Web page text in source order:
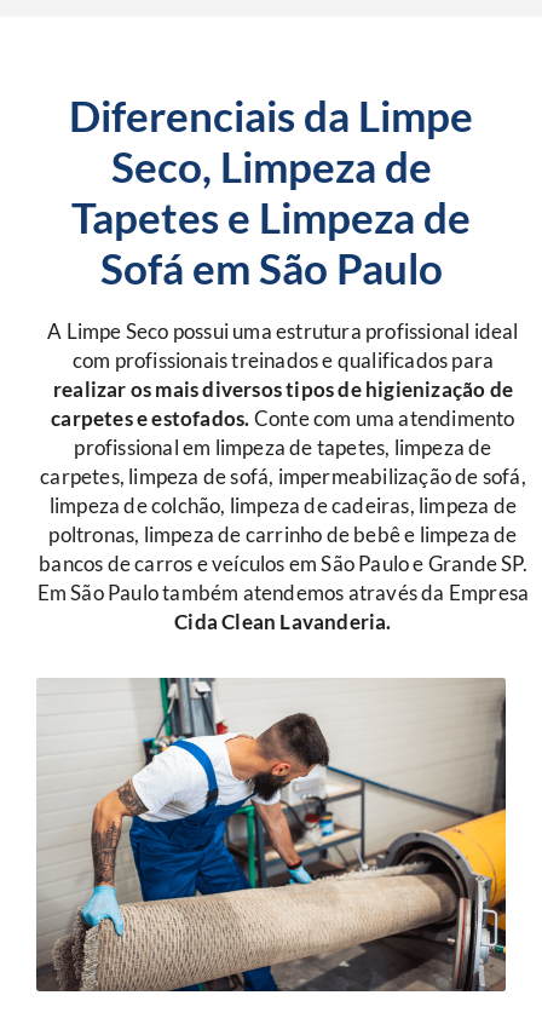
Diferenciais da Limpe
Seco, Limpeza de
Tapetes e Limpeza de
Sofá em São Paulo
A Limpe Seco possui uma estrutura profissional ideal
com profissionais treinados e qualificados para
realizar os mais diversos tipos de higienização de
carpetes e estofados. Conte com uma atendimento
profissional em limpeza de tapetes, limpeza de
carpetes, limpeza de sofá, impermeabilização de sofá,
limpeza de colchão, limpeza de cadeiras, limpeza de
poltronas, limpeza de carrinho de bebê e limpeza de
bancos de carros e veículos em São Paulo e Grande SP.
Em São Paulo também atendemos através da Empresa
Cida Clean Lavanderia.